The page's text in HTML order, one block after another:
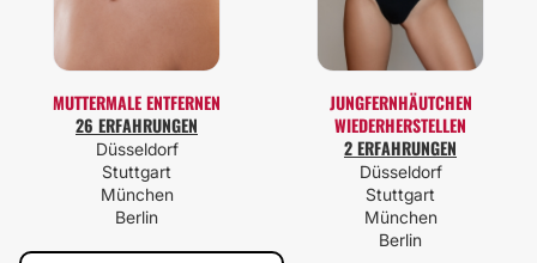
MUTTERMALE ENTFERNEN
26 ERFAHRUNGEN
Düsseldorf
Stuttgart
München
Berlin
JUNGFERNHÄUTCHEN
WIEDERHERSTELLEN
2 ERFAHRUNGEN
Düsseldorf
Stuttgart
München
Berlin